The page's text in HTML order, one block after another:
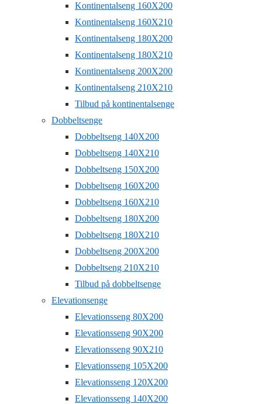
Kontinentalseng 160X200
Kontinentalseng 160X210
Kontinentalseng 180X200
Kontinentalseng 180X210
Kontinentalseng 200X200
Kontinentalseng 210X210
Tilbud på kontinentalsenge
Dobbeltsenge
Dobbeltseng 140X200
Dobbeltseng 140X210
Dobbeltseng 150X200
Dobbeltseng 160X200
Dobbeltseng 160X210
Dobbeltseng 180X200
Dobbeltseng 180X210
Dobbeltseng 200X200
Dobbeltseng 210X210
Tilbud på dobbeltsenge
Elevationsenge
Elevationsseng 80X200
Elevationsseng 90X200
Elevationsseng 90X210
Elevationsseng 105X200
Elevationsseng 120X200
Elevationsseng 140X200